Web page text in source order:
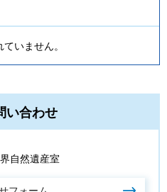
いません。
い合わせ
自然遺産室